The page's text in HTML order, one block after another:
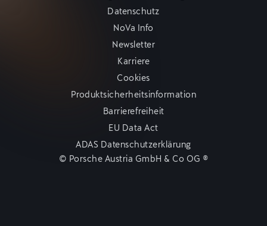
Datenschutz
NoVa Info
Newsletter
Karriere
Cookies
Produktsicherheitsinformation
Barrierefreiheit
EU Data Act
ADAS Datenschutzerklärung
© Porsche Austria GmbH & Co OG ®